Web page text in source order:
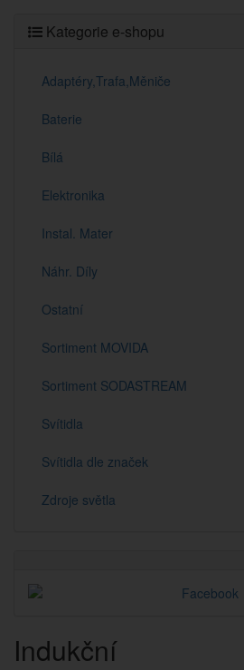
Kategorie e-shopu
Adaptéry,Trafa,Měniče
Baterie
Bílá
Elektronika
Instal. Mater
Náhr. Díly
Ostatní
Sortiment MOVIDA
Sortiment SODASTREAM
Svítidla
Svítidla dle značek
Zdroje světla
Indukční